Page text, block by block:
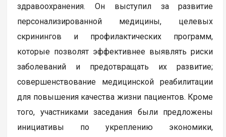
здравоохранения. Он выступил за развитие
персонализированной медицины, целевых
скринингов и профилактических программ,
которые позволят эффективнее выявлять риски
заболеваний и предотвращать их развитие;
совершенствование медицинской реабилитации
для повышения качества жизни пациентов. Кроме
того, участниками заседания были предложены
инициативы по укреплению экономики,